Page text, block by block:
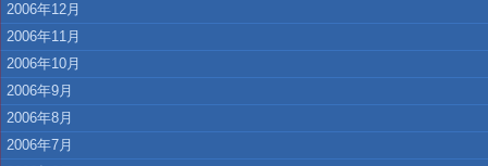
2006年12月
2006年11月
2006年10月
2006年9月
2006年8月
2006年7月